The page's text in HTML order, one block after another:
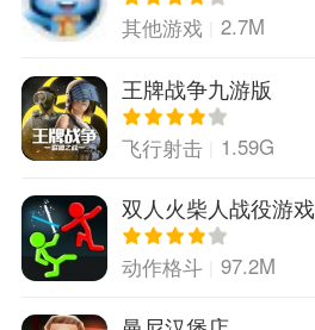
其他游戏 2.7M
王牌战争九游版
飞行射击 1.59G
双人火柴人战役游戏
动作格斗 97.2M